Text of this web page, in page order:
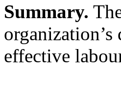
Summary.
effective